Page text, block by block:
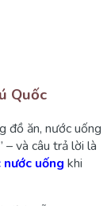
Quốc
đồ ăn, nước uống
– và câu trả lời là
uống khi